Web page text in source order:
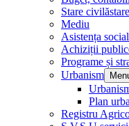
Stare civilă
Mediu
Asistența
Achiziții
Programe și
Urbanism
Plan
Registru